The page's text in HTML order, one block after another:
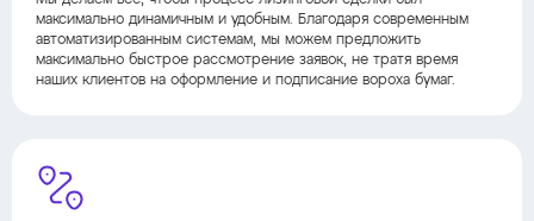
максимально динамичным и удобным. Благодаря современным
автоматизированным системам, мы можем предложить
максимально быстрое рассмотрение заявок, не тратя время
наших клиентов на оформление и подписание вороха бумаг.